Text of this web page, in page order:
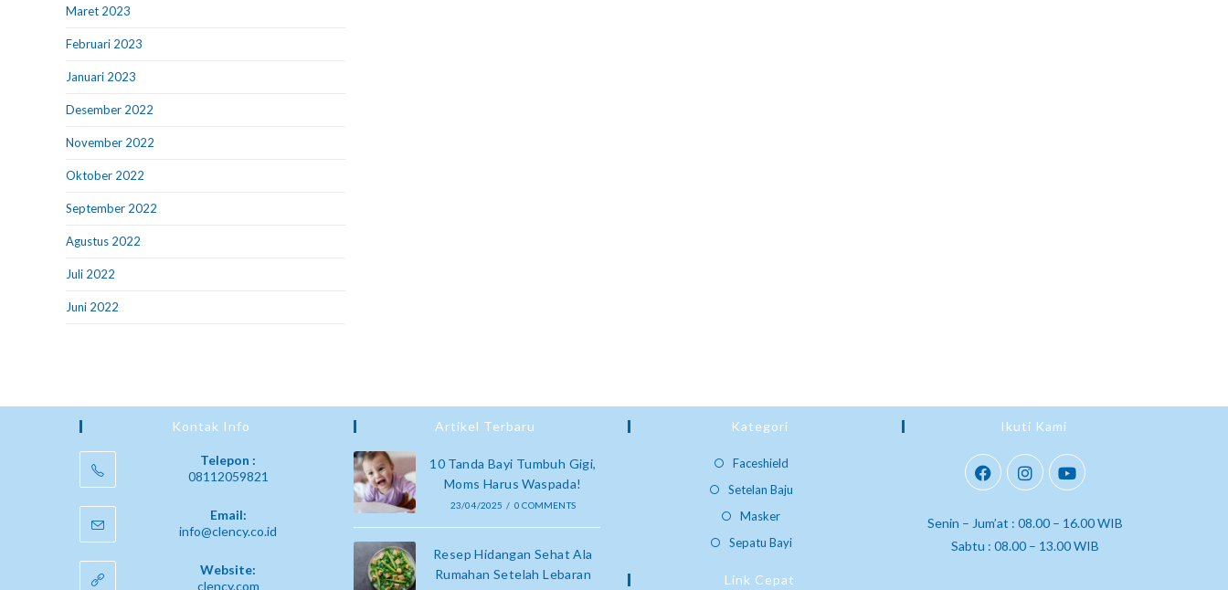
Maret 2023
Februari 2023
Januari 2023
Desember 2022
November 2022
Oktober 2022
September 2022
Agustus 2022
Juli 2022
Juni 2022
Kontak Info
Telepon :
08112059821
Email:
info@clency.co.id
Website:
clency.com
Artikel Terbaru
10 Tanda Bayi Tumbuh Gigi,
Moms Harus Waspada!
23/04/2025 / 0 COMMENTS
Resep Hidangan Sehat Ala
Rumahan Setelah Lebaran
Kategori
Faceshield
Setelan Baju
Masker
Sepatu Bayi
Link Cepat
Ikuti Kami
Senin – Jum’at : 08.00 – 16.00 WIB
Sabtu : 08.00 – 13.00 WIB